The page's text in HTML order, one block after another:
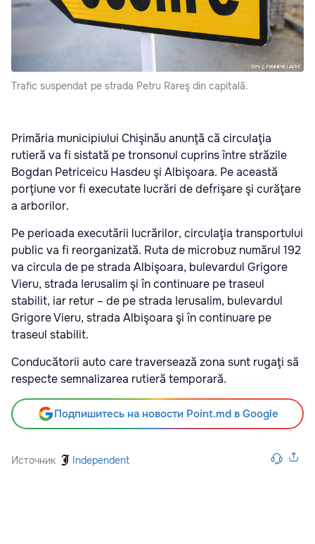
Trafic suspendat pe strada Petru Rareş din capitală.
Primăria municipiului Chişinău anunţă că circulaţia
rutieră va fi sistată pe tronsonul cuprins între străzile
Bogdan Petriceicu Hasdeu şi Albişoara. Pe această
porţiune vor fi executate lucrări de defrişare şi curăţare
a arborilor.
Pe perioada executării lucrărilor, circulaţia transportului
public va fi reorganizată. Ruta de microbuz numărul 192
va circula de pe strada Albişoara, bulevardul Grigore
Vieru, strada Ierusalim şi în continuare pe traseul
stabilit, iar retur – de pe strada Ierusalim, bulevardul
Grigore Vieru, strada Albişoara şi în continuare pe
traseul stabilit.
Conducătorii auto care traversează zona sunt rugaţi să
respecte semnalizarea rutieră temporară.
Подпишитесь на новости Point.md в Google
Источник Independent